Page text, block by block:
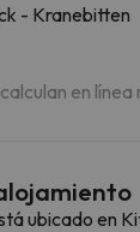
- Kranebitten
en
ubicado en